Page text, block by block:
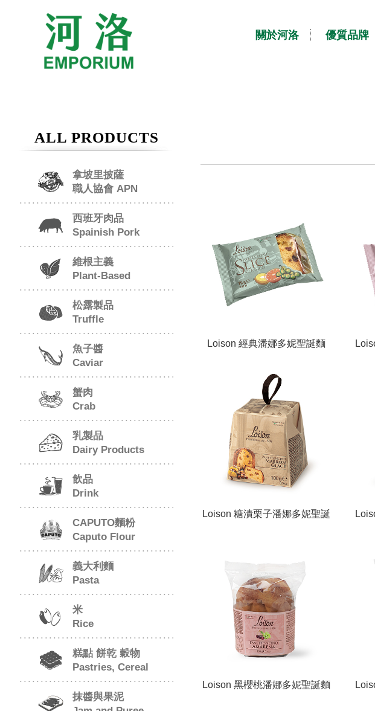
關於河洛 優質品牌
ALL PRODUCTS
拿坡里披薩
職人協會 APN
西班牙肉品
Spainish Pork
維根主義
Plant-Based
松露製品
Truffle
魚子醬
Caviar
蟹肉
Crab
乳製品
Dairy Products
飲品
Drink
CAPUTO麵粉
Caputo Flour
義大利麵
Pasta
米
Rice
糕點 餅乾 穀物
Pastries, Cereal
抹醬與果泥
Loison 經典潘娜多妮聖誕麵
Loison 糖漬栗子潘娜多妮聖誕
Loison 黑櫻桃潘娜多妮聖誕麵